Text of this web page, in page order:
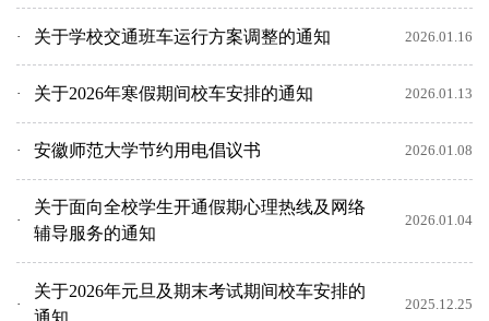
关于学校交通班车运行方案调整的通知 2026.01.16
关于2026年寒假期间校车安排的通知 2026.01.13
安徽师范大学节约用电倡议书 2026.01.08
关于面向全校学生开通假期心理热线及网络
辅导服务的通知
2026.01.04
关于2026年元旦及期末考试期间校车安排的
通知
2025.12.25